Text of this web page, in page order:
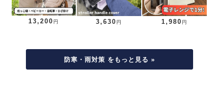
13,200 円 3,630 円 1,980 円
防寒・雨対策 をもっと見る »